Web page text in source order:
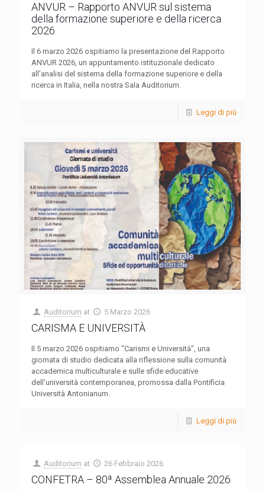
ANVUR – Rapporto ANVUR sul sistema
della formazione superiore e della ricerca
2026
Il 6 marzo 2026 ospitiamo la presentazione del Rapporto
ANVUR 2026, un appuntamento istituzionale dedicato
all’analisi del sistema della formazione superiore e della
ricerca in Italia, nella nostra Sala Auditorium.
Leggi di più
Auditorium at 5 Marzo 2026
CARISMA E UNIVERSITÀ
Il 5 marzo 2026 ospitiamo “Carismi e Università”, una
giornata di studio dedicata alla riflessione sulla comunità
accademica multiculturale e sulle sfide educative
dell’università contemporanea, promossa dalla Pontificia
Università Antonianum.
Leggi di più
Auditorium at 26 Febbraio 2026
CONFETRA – 80ª Assemblea Annuale 2026